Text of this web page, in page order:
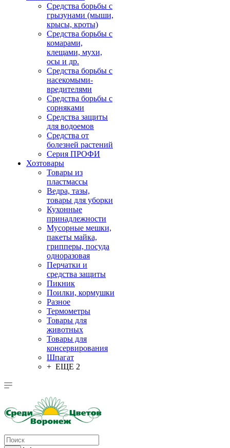
Средства борьбы с
грызунами (мыши,
крысы, кроты)
Средства борьбы с
комарами,
клещами, мухи,
осы и др.
Средства борьбы с
насекомыми-
вредителями
Средства борьбы с
сорняками
Средства защиты
для водоемов
Средства от
болезней растений
Серия ПРОФИ
Хозтовары
Товары из
пластмассы
Ведра, тазы,
товары для уборки
Кухонные
принадлежности
Мусорные мешки,
пакеты майка,
грипперы, посуда
одноразовая
Перчатки и
средства защиты
Пикник
Поилки, кормушки
Разное
Термометры
Товары для
животных
Товары для
консервирования
Шпагат
+ ЕЩЕ 2